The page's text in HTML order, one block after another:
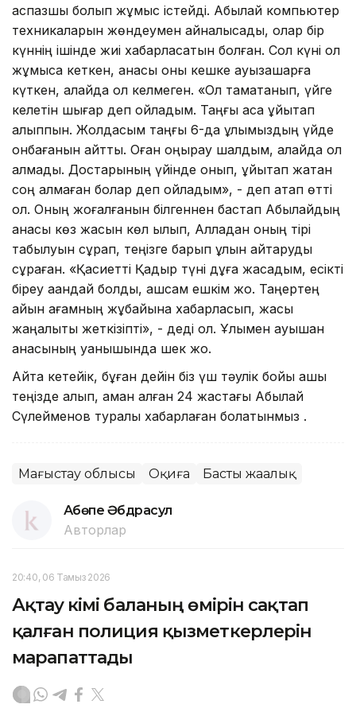
аспазшы болып жұмыс істейді. Абылай компьютер
техникаларын жөндеумен айналысады, олар бір
күннің ішінде жиі хабарласатын болған. Сол күні ол
жұмысқа кеткен, анасы оны кешке ауызашарға
күткен, алайда ол келмеген. «Ол тамақтанып, үйге
келетін шығар деп ойладым. Таңғы асқа ұйықтап
қалыппын. Жолдасым таңғы 6-да ұлымыздың үйде
қонбағанын айтты. Оған қоңырау шалдым, алайда ол
алмады. Достарының үйінде қонып, ұйықтап жатқан
соң алмаған болар деп ойладым», - деп атап өтті
ол. Оның жоғалғанын білгеннен бастап Абылайдың
анасы көз жасын көл қылып, Алладан оның тірі
табылуын сұрап, теңізге барып ұлын қайтаруды
сұраған. «Қасиетті Қадыр түні дұға жасадым, есікті
біреу қаққандай болды, ашсам ешкім жоқ. Таңертең
қайын ағамның жұбайына хабарласып, жақсы
жаңалықты жеткізіпті», - деді ол. Ұлымен қауышқан
анасының қуанышында шек жоқ.
Айта кетейік, бұған дейін біз үш тәулік бойы ашық
теңізде қалып, аман қалған 24 жастағы Абылай
Сүлейменов туралы хабарлаған болатынмыз .
Маңғыстау облысы Оқиға Басты жаңалық
Ақбөпе Әбдрасул
Авторлар
20:40, 06 Тамыз 2026
Ақтау әкімі баланың өмірін сақтап
қалған полиция қызметкерлерін
марапаттады